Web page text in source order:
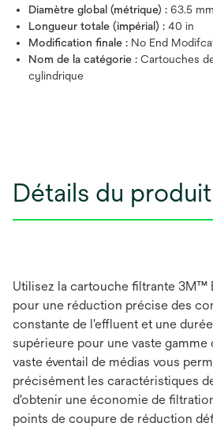
Diamètre global (métrique) : 63.5 mm
Longueur totale (impérial) : 40 in
Modification finale : No End
Nom de la catégorie : Cartouches
cylindrique
Détails du produit
Utilisez la cartouche filtrante 3M™
pour une réduction précise des
constante de l'effluent et une
supérieure pour une vaste
vaste éventail de médias vous
précisément les caractéristiques
d'obtenir une économie de
points de coupure de réduction